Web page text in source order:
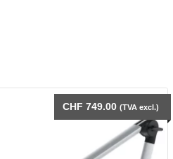
CHF 749.00 (TVA excl.)